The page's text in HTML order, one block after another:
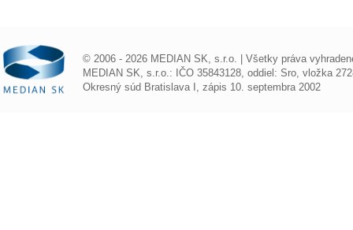
© 2006 - 2026 MEDIAN SK, s.r.o. | Všetky práva
MEDIAN SK, s.r.o.: IČO 35843128, oddiel: Sro, vložka
Okresný súd Bratislava I, zápis 10. septembra 2002